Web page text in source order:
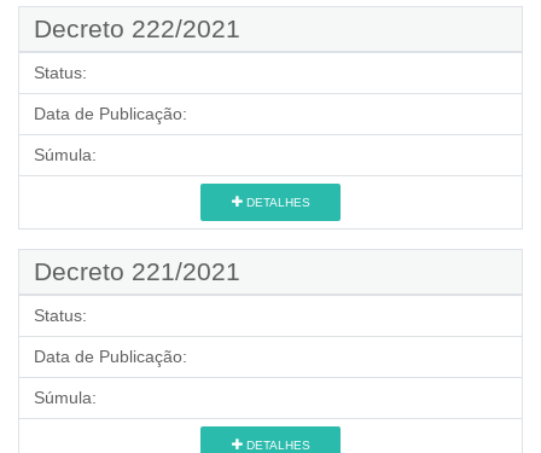
Decreto 222/2021
Status:
Data de Publicação:
Súmula:
DETALHES
Decreto 221/2021
Status:
Data de Publicação:
Súmula:
DETALHES